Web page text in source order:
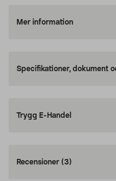
Mer information
Specifikationer, dokument
Trygg E-Handel
Recensioner (3)